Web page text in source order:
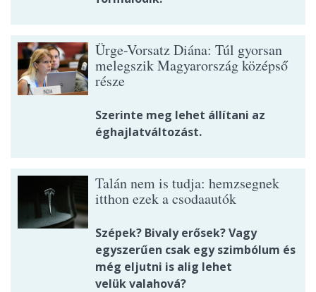
Ürge-Vorsatz Diána: Túl gyorsan
melegszik Magyarország középső
része
Szerinte meg lehet állítani az
éghajlatváltozást.
Talán nem is tudja: hemzsegnek
itthon ezek a csodaautók
Szépek? Bivaly erősek? Vagy
egyszerűen csak egy szimbólum és
még eljutni is alig lehet
velük valahová?